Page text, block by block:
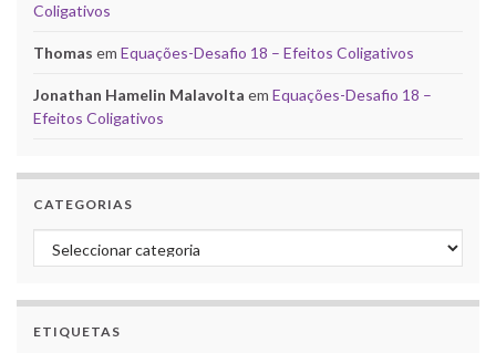
Coligativos
Thomas em Equações-Desafio 18 – Efeitos Coligativos
Jonathan Hamelin Malavolta em Equações-Desafio 18 –
Efeitos Coligativos
CATEGORIAS
Categorias
ETIQUETAS